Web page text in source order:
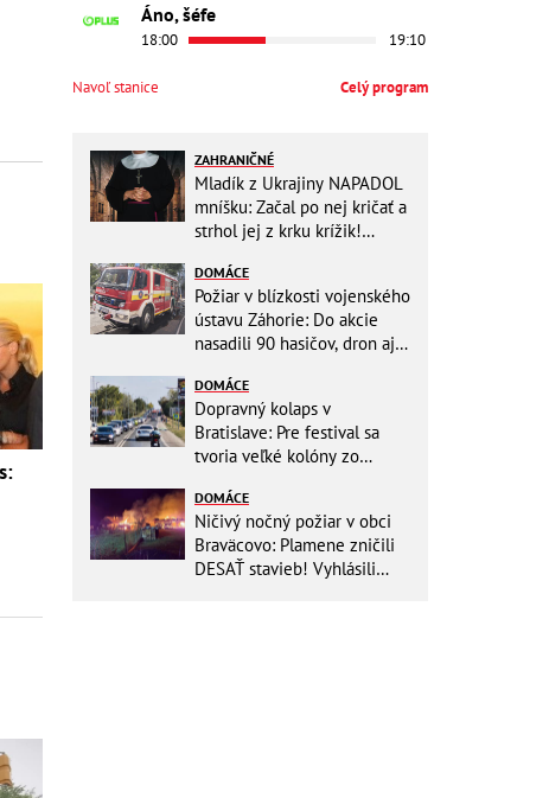
Áno, šéfe
18:00 19:10
Navoľ stanice Celý program
ZAHRANIČNÉ
Mladík z Ukrajiny NAPADOL
mníšku: Začal po nej kričať a
strhol jej z krku krížik!
niečo iné
DOMÁCE
Požiar v blízkosti vojenského
ústavu Záhorie: Do akcie
nasadili 90 hasičov, dron aj
DOMÁCE
Dopravný kolaps v
Bratislave: Pre festival sa
tvoria veľké kolóny zo
DOMÁCE
Ničivý nočný požiar v obci
Braväcovo: Plamene zničili
DESAŤ stavieb! Vyhlásili